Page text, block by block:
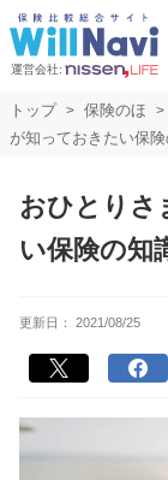
運営会社:
トップ 保険のほ
が知っておきたい保
おひとりさ
い保険の知
更新日： 2021/08/25